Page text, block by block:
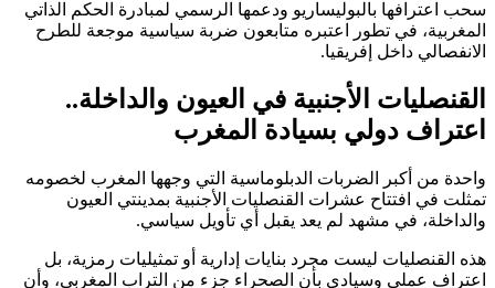
سحب اعترافها بالبوليساريو ودعمها الرسمي لمبادرة الحكم الذاتي
المغربية، في تطور اعتبره متابعون ضربة سياسية موجعة للطرح
الانفصالي داخل إفريقيا.
القنصليات الأجنبية في العيون والداخلة..
اعتراف دولي بسيادة المغرب
واحدة من أكبر الضربات الدبلوماسية التي وجهها المغرب لخصومه
تمثلت في افتتاح عشرات القنصليات الأجنبية بمدينتي العيون
والداخلة، في مشهد لم يعد يقبل أي تأويل سياسي.
هذه القنصليات ليست مجرد بنايات إدارية أو تمثيليات رمزية، بل
اعتراف عملي وسيادي بأن الصحراء جزء من التراب المغربي، وأن